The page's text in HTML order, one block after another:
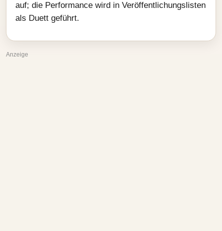
auf; die Performance wird in Veröffentlichungslisten
als Duett geführt.
Anzeige